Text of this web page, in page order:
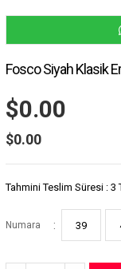
Fosco Siyah Klasik
$0.00
$0.00
Tahmini Teslim Süresi : 3
Numara : 39